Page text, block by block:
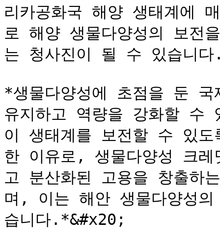
리카공화국 해양 생태계에
로 해양 생물다양성의 보전
는 청사진이 될 수 있습니
*생물다양성에 초점을 둔
유지하고 역량을 강화할 수
이 생태계를 보전할 수 있
한 이유로, 생물다양성 크
고 분산화된 고용을 창출하
며, 이는 해안 생물다양성
습니다.*&#x20;